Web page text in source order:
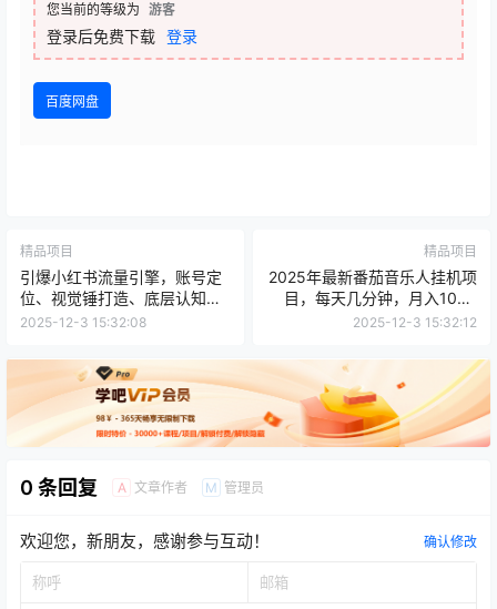
您当前的等级为 游客
登录后免费下载 登录
百度网盘
精品项目
引爆小红书流量引擎，账号定
位、视觉锤打造、底层认知，
撬动首页推荐
2025-12-3 15:32:08
精品项目
2025年最新番茄音乐人挂机项
目，每天几分钟，月入1000
＋，可矩阵，一台电脑支持多
2025-12-3 15:32:12
0 条回复 A 文章作者 M 管理员
欢迎您，新朋友，感谢参与互动！ 确认修改